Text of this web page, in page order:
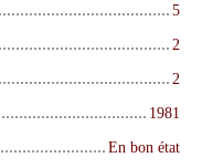
5
2
2
1981
En bon état